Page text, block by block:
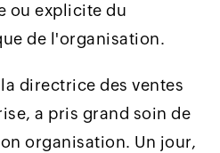
ou explicite du
de l'organisation.
directrice des ventes
a pris grand soin de
organisation. Un jour,